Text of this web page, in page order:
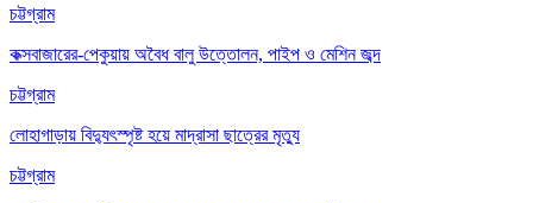
চট্টগ্রাম
কক্সবাজারের-পেকুয়ায় অবৈধ বালু উত্তোলন, পাইপ ও মেশিন জব্দ
চট্টগ্রাম
লোহাগাড়ায় বিদ্যুৎস্পৃষ্ট হয়ে মাদ্রাসা ছাত্রের মৃত্যু
চট্টগ্রাম